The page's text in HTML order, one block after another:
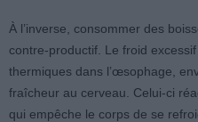
À l’inverse, consommer des
contre-productif. Le froid
thermiques dans l’œsophage,
fraîcheur au cerveau. Celui-ci
qui empêche le corps de se